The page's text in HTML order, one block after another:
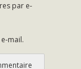
par e-
mail.